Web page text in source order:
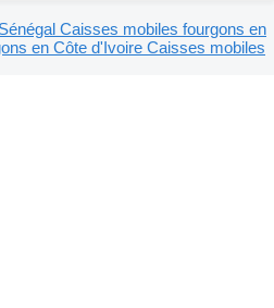
Caisses mobiles fourgons en
en Côte d'Ivoire Caisses mobiles